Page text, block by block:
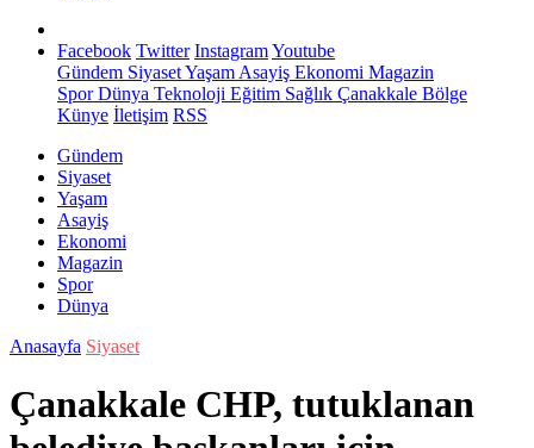
Facebook Twitter InstagramYoutube
Gündem SiyasetYaşam Asayiş Ekonomi Magazin
SporDünya Teknoloji Eğitim Sağlık Çanakkale Bölge
Künye İletişim RSS
Gündem
Siyaset
Yaşam
Asayiş
Ekonomi
Magazin
Spor
Dünya
Anasayfa Siyaset
Çanakkale CHP, tutuklanan